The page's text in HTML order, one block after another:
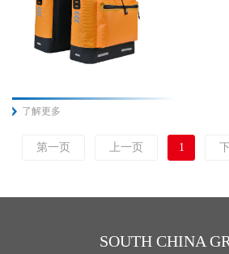
了解更多
第一页 上一页 1
SOUTH CHINA